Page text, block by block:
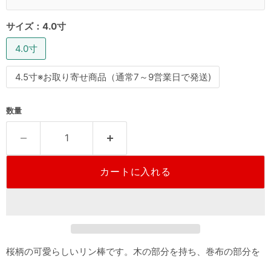
サイズ： 4.0寸
4.0寸
4.5寸※お取り寄せ商品（通常7～9営業日で発送)
数量
カートに入れる
桜柄の可愛らしいリン棒です。木の部分を持ち、巻布の部分を